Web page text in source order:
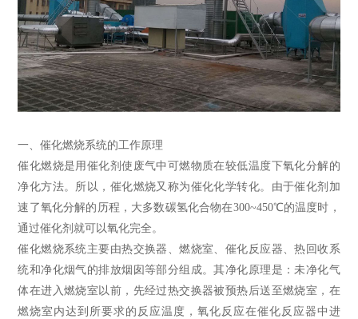
一、催化燃烧系统的工作原理
催化燃烧是用催化剂使废气中可燃物质在较低温度下氧化分解的
净化方法。所以，催化燃烧又称为催化化学转化。由于催化剂加
速了氧化分解的历程，大多数碳氢化合物在300~450℃的温度时，
通过催化剂就可以氧化完全。
催化燃烧系统主要由热交换器、燃烧室、催化反应器、热回收系
统和净化烟气的排放烟囱等部分组成。其净化原理是：未净化气
体在进入燃烧室以前，先经过热交换器被预热后送至燃烧室，在
燃烧室内达到所要求的反应温度，氧化反应在催化反应器中进